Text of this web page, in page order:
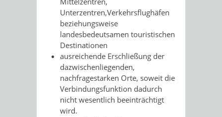
Unterzentren,Verkehrsflughäfen
beziehungsweise
landesbedeutsamen touristischen
Destinationen
ausreichende Erschließung der
dazwischenliegenden,
nachfragestarken Orte, soweit die
Verbindungsfunktion dadurch
nicht wesentlich beeinträchtigt
wird.